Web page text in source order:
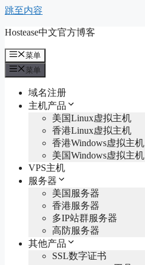
跳至内容
Hostease中文官方博客
菜单
菜单
域名注册
主机产品
美国Linux虚拟主机
香港Linux虚拟主机
香港Windows虚拟主机
美国Windows虚拟主机
VPS主机
服务器
美国服务器
香港服务器
多IP站群服务器
高防服务器
其他产品
SSL数字证书